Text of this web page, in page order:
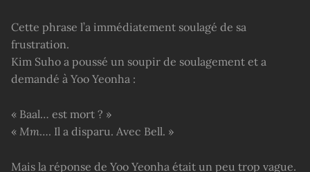
Cette phrase l’a immédiatement soulagé de sa
frustration.
Kim Suho a poussé un soupir de soulagement et a
demandé à Yoo Yeonha :
« Baal… est mort ? »
« Mm…. Il a disparu. Avec Bell. »
Mais la réponse de Yoo Yeonha était un peu trop vague.